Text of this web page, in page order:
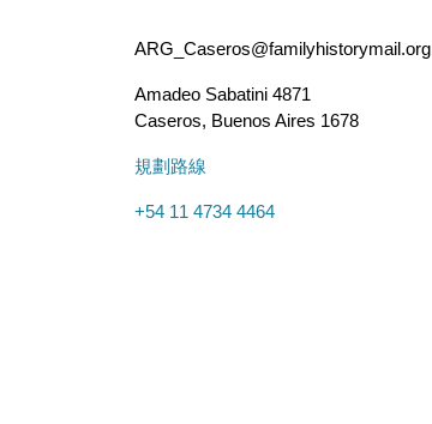
ARG_Caseros@familyhistorymail.org
Amadeo Sabatini 4871
Caseros, Buenos Aires 1678
規劃路線
+54 11 4734 4464